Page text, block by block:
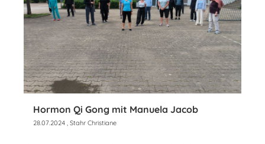
Hormon Qi Gong mit Manuela Jacob
28.07.2024 , Stahr Christiane